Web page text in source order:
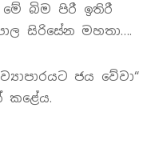
බිම පිරී ඉතිරී
සිරිසේන මහතා….
ජය වේවා“
කළේය.